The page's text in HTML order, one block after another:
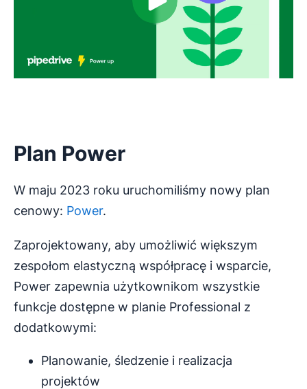
Plan Power
W maju 2023 roku uruchomiliśmy nowy plan
cenowy: Power.
Zaprojektowany, aby umożliwić większym
zespołom elastyczną współpracę i wsparcie,
Power zapewnia użytkownikom wszystkie
funkcje dostępne w planie Professional z
dodatkowymi:
Planowanie, śledzenie i realizacja
projektów